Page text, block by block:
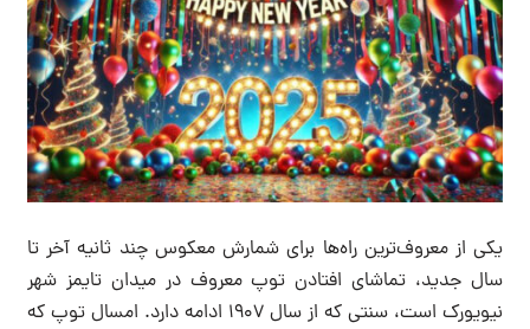
یکی از معروف‌ترین راه‌ها برای شمارش معکوس چند ثانیه آخر تا
سال جدید، تماشای افتادن توپ معروف در میدان تایمز شهر
نیویورک است، سنتی که از سال ۱۹۰۷ ادامه دارد. امسال توپ که